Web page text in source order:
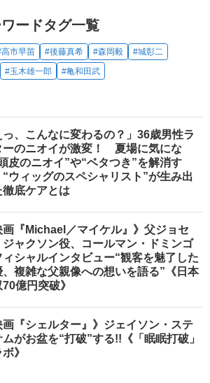
ードタグ一覧
市早苗 #後藤真希 #森岡毅
#城彰二
#玉木雄一郎 #亀和田武
っ、こんなに変わるの？」36歳男性ラ
ーのニオイが激変！ 夏場に気にな
皮のニオイ”や“ベタつき”を解消す
“ウィッグのスペシャリスト”が生み出
徹底ケアとは
画『Michael／マイケル』》父ジョセ
ジャクソン役、コールマン・ドミンゴ
ィシャルインタビュー“観客を魅了した
、複雑な父親像への想いを語る”《日本
億円突破》
画『シェルター』》ジェイソン・ステ
ムがお盆を“打破”する!!《「眠眠打破」
》